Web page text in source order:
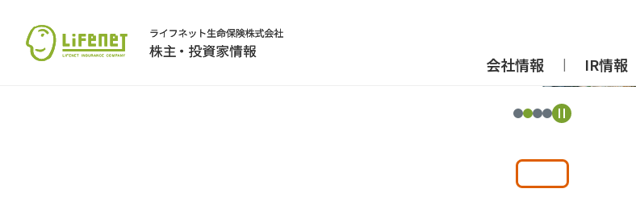
会社情報 IR情報